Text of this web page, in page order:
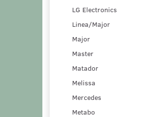
LG Electronics
Linea/Major
Major
Master
Matador
Melissa
Mercedes
Metabo